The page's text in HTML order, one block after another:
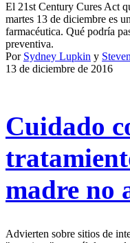
El 21st Century Cures Act
martes 13 de diciembre es
farmacéutica. Qué podría
preventiva.
Por Sydney Lupkin y
13 de diciembre de 2016
Cuidado
madre no
Advierten sobre sitios de